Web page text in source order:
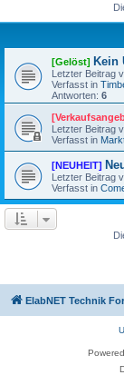
[Gelöst] Kein
Letzter Beitrag
Verfasst in
Antworten: 6
Letzter Beitrag
Verfasst in
[NEUHEIT]
Letzter Beitrag
Verfasst in
ElabNET Technik